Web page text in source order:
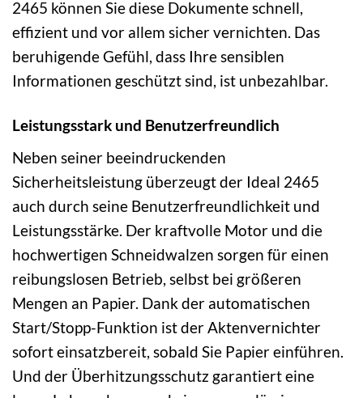
2465 können Sie diese Dokumente schnell,
effizient und vor allem sicher vernichten. Das
beruhigende Gefühl, dass Ihre sensiblen
Informationen geschützt sind, ist unbezahlbar.
Leistungsstark und Benutzerfreundlich
Neben seiner beeindruckenden
Sicherheitsleistung überzeugt der Ideal 2465
auch durch seine Benutzerfreundlichkeit und
Leistungsstärke. Der kraftvolle Motor und die
hochwertigen Schneidwalzen sorgen für einen
reibungslosen Betrieb, selbst bei größeren
Mengen an Papier. Dank der automatischen
Start/Stopp-Funktion ist der Aktenvernichter
sofort einsatzbereit, sobald Sie Papier einführen.
Und der Überhitzungsschutz garantiert eine